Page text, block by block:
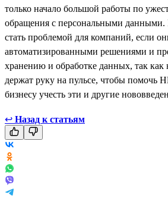
только начало большой работы по
обращения с персональными
стать проблемой для компаний, если
автоматизированными решениями и
хранению и обработке данных, так
держат руку на пульсе, чтобы помочь
бизнесу учесть эти и другие
↩ Назад к статьям